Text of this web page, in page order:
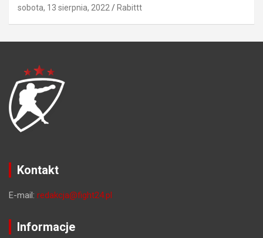
sobota, 13 sierpnia, 2022 Rabittt
Kontakt
E-mail: redakcja@fight24.pl
Informacje